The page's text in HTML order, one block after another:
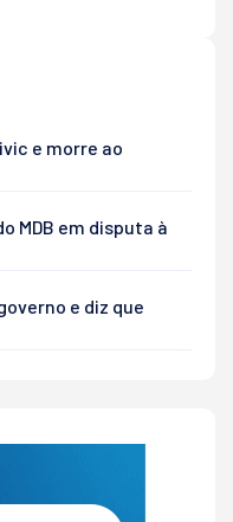
e morre ao
MDB em disputa à
e diz que